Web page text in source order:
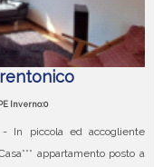
IPE Inverno:0
In piccola ed accogliente
appartamento posto a